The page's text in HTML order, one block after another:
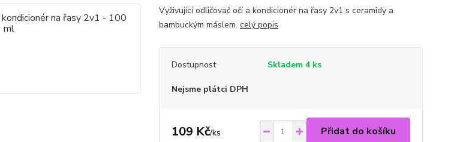
Vyživující odličovač očí a kondicionér na řasy 2v1 s ceramidy a
bambuckým máslem. celý popis
Dostupnost Skladem 4 ks
Nejsme plátci DPH
109 Kč/ks Přidat do košíku